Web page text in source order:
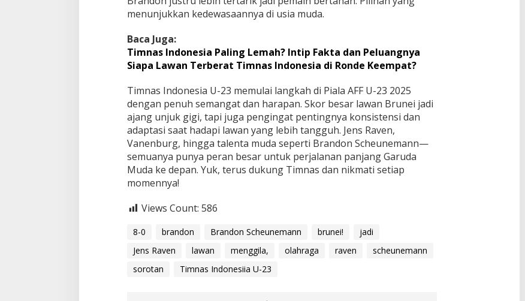
menunjukkan kedewasaannya di usia muda.
Baca Juga:
Timnas Indonesia Paling Lemah? Intip Fakta dan Peluangnya
Siapa Lawan Terberat Timnas Indonesia di Ronde Keempat?
Timnas Indonesia U-23 memulai langkah di Piala AFF U-23 2025
dengan penuh semangat dan harapan. Skor besar lawan Brunei jadi
ajang unjuk gigi, tapi juga pengingat pentingnya konsistensi dan
adaptasi saat hadapi lawan yang lebih tangguh. Jens Raven,
Vanenburg, hingga talenta muda seperti Brandon Scheunemann—
semuanya punya peran besar untuk perjalanan panjang Garuda
Muda ke depan. Yuk, terus dukung Timnas dan nikmati setiap
momennya!
Views Count: 586
8-0 brandon Brandon Scheunemann brunei!
jadi
Jens Raven
lawan menggila, olahraga raven
scheunemann
sorotan
Timnas Indonesiia U-23